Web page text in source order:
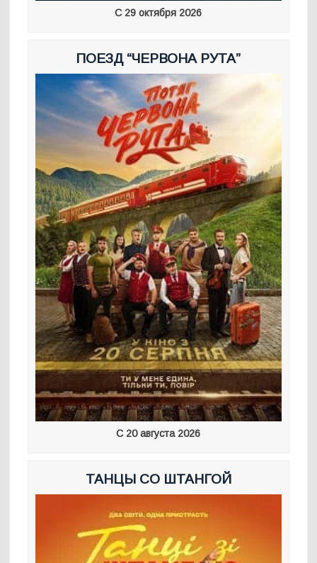
С 29 октября 2026
ПОЕЗД “ЧЕРВОНА РУТА”
С 20 августа 2026
ТАНЦЫ СО ШТАНГОЙ